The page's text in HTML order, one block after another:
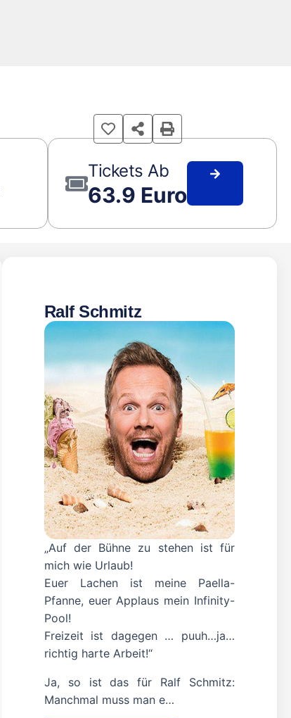
Tickets Ab
63.9 Euro
Ralf Schmitz
„Auf der Bühne zu stehen ist für
mich wie Urlaub!
Euer Lachen ist meine Paella-
Pfanne, euer Applaus mein Infinity-
Pool!
Freizeit ist dagegen … puuh…ja…
richtig harte Arbeit!“
Ja, so ist das für Ralf Schmitz:
Manchmal muss man e…